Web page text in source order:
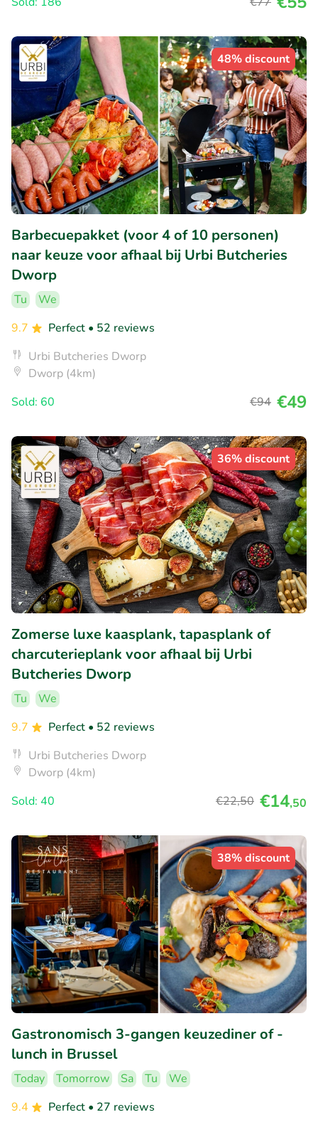
48% discount
Barbecuepakket (voor 4 of 10 personen)
naar keuze voor afhaal bij Urbi Butcheries
Dworp
Tu
We
9.7
Perfect • 52 reviews
Urbi Butcheries Dworp
Dworp (4km)
Sold: 60
€94 €49
36% discount
Zomerse luxe kaasplank, tapasplank of
charcuterieplank voor afhaal bij Urbi
Butcheries Dworp
Tu
We
9.7
Perfect • 52 reviews
Urbi Butcheries Dworp
Dworp (4km)
Sold: 40
€22,50 €14,50
38% discount
Gastronomisch 3-gangen keuzediner of -
lunch in Brussel
Today Tomorrow Sa Tu
We
9.4
Perfect • 27 reviews